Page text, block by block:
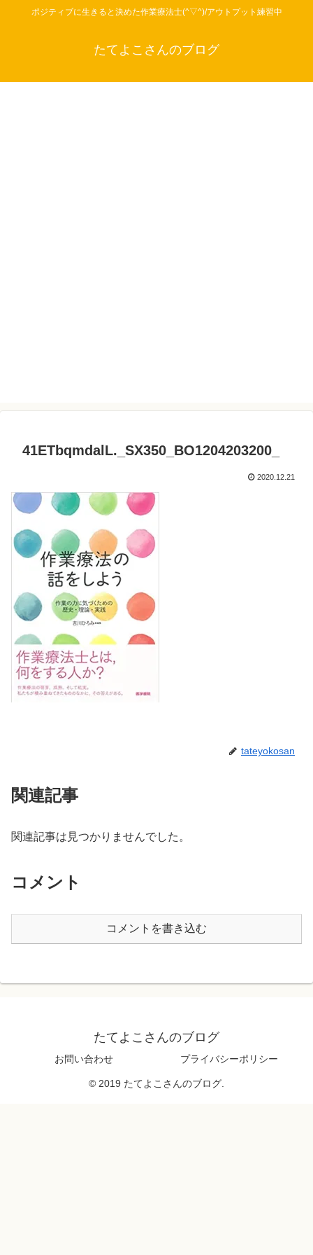
ポジティブに生きると決めた作業療法士(^▽^)/アウトプット練習中
たてよこさんのブログ
41ETbqmdalL._SX350_BO1204203200_
2020.12.21
tateyokosan
関連記事
関連記事は見つかりませんでした。
コメント
コメントを書き込む
たてよこさんのブログ
お問い合わせ プライバシーポリシー
© 2019 たてよこさんのブログ.